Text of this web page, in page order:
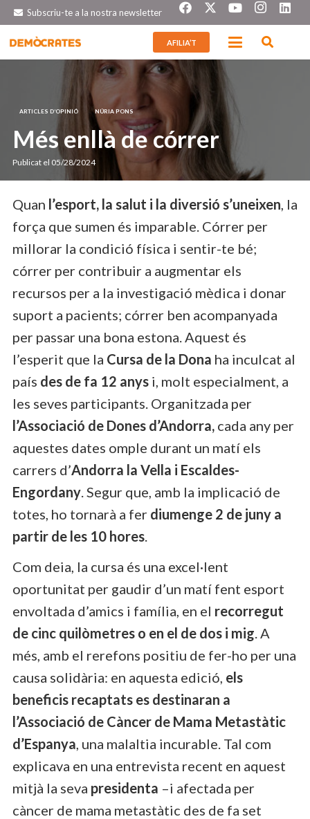
Subscriu-te a la nostra newsletter
AFILIA’T
ARTICLES D’OPINIÓ NÚRIA PONS
Més enllà de córrer
Publicat el 05/28/2024
Quan l’esport, la salut i la diversió s’uneixen, la
força que sumen és imparable. Córrer per
millorar la condició física i sentir-te bé;
córrer per contribuir a augmentar els
recursos per a la investigació mèdica i donar
suport a pacients; córrer ben acompanyada
per passar una bona estona. Aquest és
l’esperit que la Cursa de la Dona ha inculcat al
país des de fa 12 anys i, molt especialment, a
les seves participants. Organitzada per
l’Associació de Dones d’Andorra, cada any per
aquestes dates omple durant un matí els
carrers d’Andorra la Vella i Escaldes-
Engordany. Segur que, amb la implicació de
totes, ho tornarà a fer diumenge 2 de juny a
partir de les 10 hores.
Com deia, la cursa és una excel·lent
oportunitat per gaudir d’un matí fent esport
envoltada d’amics i família, en el recorregut
de cinc quilòmetres o en el de dos i mig. A
més, amb el rerefons positiu de fer-ho per una
causa solidària: en aquesta edició, els
beneficis recaptats es destinaran a
l’Associació de Càncer de Mama Metastàtic
d’Espanya, una malaltia incurable. Tal com
explicava en una entrevista recent en aquest
mitjà la seva presidenta –i afectada per
càncer de mama metastàtic des de fa set